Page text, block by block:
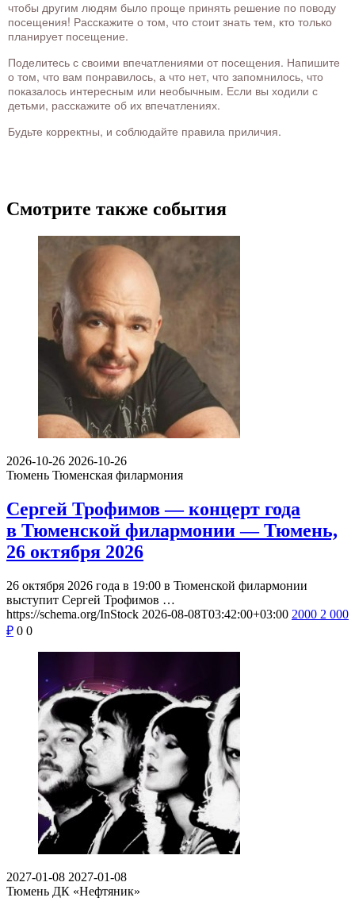
чтобы другим людям было проще принять решение по поводу
посещения! Расскажите о том, что стоит знать тем, кто только
планирует посещение.
Поделитесь с своими впечатлениями от посещения. Напишите
о том, что вам понравилось, а что нет, что запомнилось, что
показалось интересным или необычным. Если вы ходили с
детьми, расскажите об их впечатлениях.
Будьте корректны, и соблюдайте правила приличия.
Смотрите также события
2026-10-26 2026-10-26
Тюмень Тюменская филармония
Сергей Трофимов — концерт года
в Тюменской филармонии — Тюмень,
26 октября 2026
26 октября 2026 года в 19:00 в Тюменской филармонии
выступит Сергей Трофимов …
https://schema.org/InStock 2026-08-08T03:42:00+03:00 2000 2 000
₽ 0 0
2027-01-08 2027-01-08
Тюмень ДК «Нефтяник»